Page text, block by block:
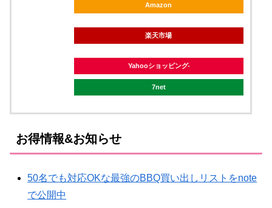
Amazon
楽天市場
Yahooショッピング
7net
お得情報&お知らせ
50名でも対応OKな最強のBBQ買い出しリストをnote
で公開中